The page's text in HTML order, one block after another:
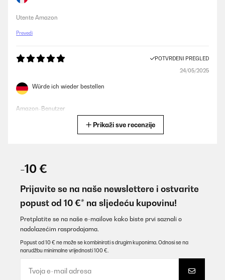
Utente Amazon
Prevedi
POTVRĐENI PREGLED
24/05/2025
Würde ich wieder bestellen
Amazon-Benutzer
und sind wirklich wertig. Uns gefällt sie
Amazon-Benutzer
Prevedi
POTVRĐENI PREGLED
Liegen kamen im Karton tip top an.Sie sind leicht aufzubauen und
Prikaži sve recenzije
-10 €
Prijavite se na naše newslettere i ostvarite
popust od 10 €* na sljedeću kupovinu!
Pretplatite se na naše e-mailove kako biste prvi saznali o
nadolazećim rasprodajama.
Popust od 10 € ne može se kombinirati s drugim kuponima. Odnosi se na
narudžbu minimalne vrijednosti 100 €.